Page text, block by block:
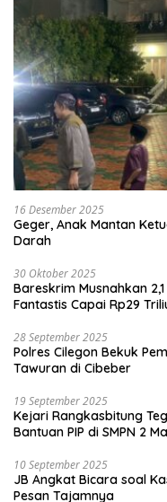
16 Desember 2025
Geger, Anak Mantan
Darah
30 Oktober 2025
Bareskrim Musnahkan
Fantastis Capai Rp29
28 September 2025
Polres Cilegon Bekuk
Tawuran di Cibeber
19 September 2025
Kejari Rangkasbitung
Bantuan PIP di SMPN 2
10 September 2025
JB Angkat Bicara soal
Pesan Tajamnya